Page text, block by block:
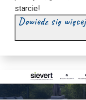
starcie!
Dowiedz się więcej